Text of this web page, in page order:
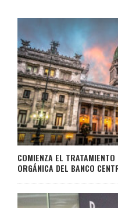
COMIENZA EL
ORGÁNICA DEL BANCO